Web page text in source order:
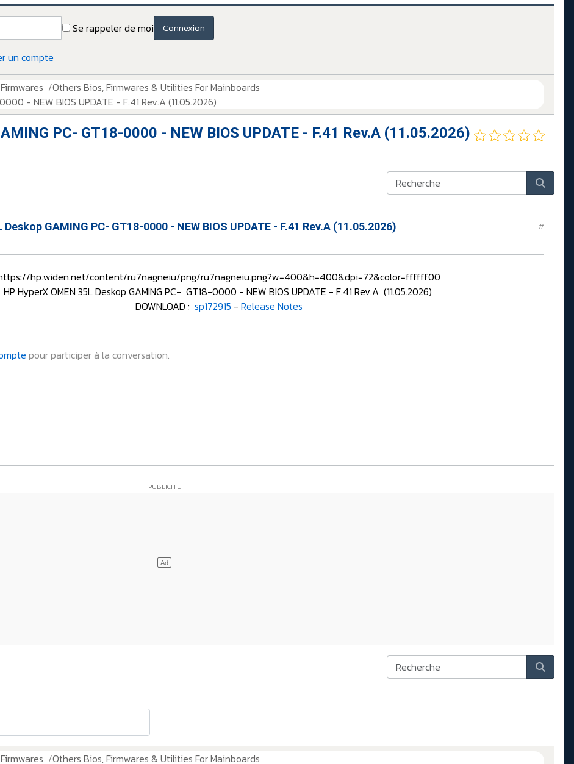
Se rappeler de moi Connexion
un compte
Others Bios, Firmwares & Utilities For Mainboards
- NEW BIOS UPDATE - F.41 Rev.A (11.05.2026)
PC- GT18-0000 - NEW BIOS UPDATE - F.41 Rev.A (11.05.2026)
Deskop GAMING PC- GT18-0000 - NEW BIOS UPDATE - F.41 Rev.A (11.05.2026) #
hp.widen.net/content/ru7nagneiu/png/ru7nagneiu.png?w=400&h=400&dpi=72&color=ffffff00
HP HyperX OMEN 35L Deskop GAMING PC- GT18-0000 - NEW BIOS UPDATE - F.41 Rev.A (11.05.2026)
DOWNLOAD : sp172915 - Release Notes
pour participer à la conversation.
Others Bios, Firmwares & Utilities For Mainboards